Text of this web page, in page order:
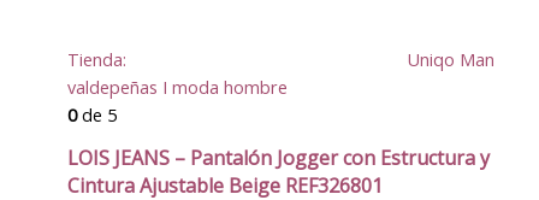
Tienda:
Uniqo Man
valdepeñas I moda hombre
0de 5
LOIS JEANS – Pantalón Jogger con Estructura y
Cintura Ajustable Beige REF326801